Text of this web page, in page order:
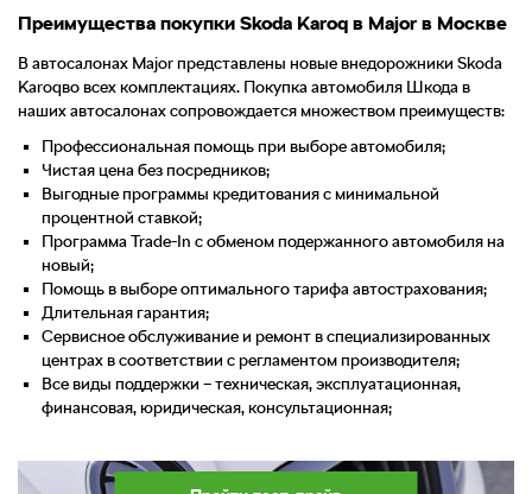
Преимущества покупки Skoda Karoq в Major в Москве
В автосалонах Major представлены новые внедорожники Skoda
Karoqво всех комплектациях. Покупка автомобиля Шкода в
наших автосалонах сопровождается множеством преимуществ:
Профессиональная помощь при выборе автомобиля;
Чистая цена без посредников;
Выгодные программы кредитования с минимальной
процентной ставкой;
Программа Trade-In с обменом подержанного автомобиля на
новый;
Помощь в выборе оптимального тарифа автострахования;
Длительная гарантия;
Сервисное обслуживание и ремонт в специализированных
центрах в соответствии с регламентом производителя;
Все виды поддержки – техническая, эксплуатационная,
финансовая, юридическая, консультационная;